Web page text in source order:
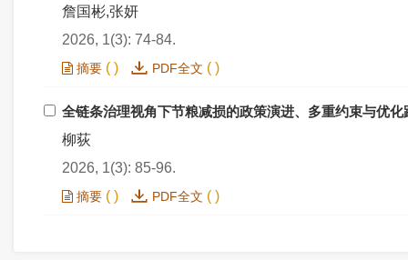
詹国彬,张妍
2026, 1(3): 74-84.
摘要 ( ) PDF全文 ( )
全链条治理视角下节粮减损的政策演进、多重约束与优化
柳荻
2026, 1(3): 85-96.
摘要 ( ) PDF全文 ( )